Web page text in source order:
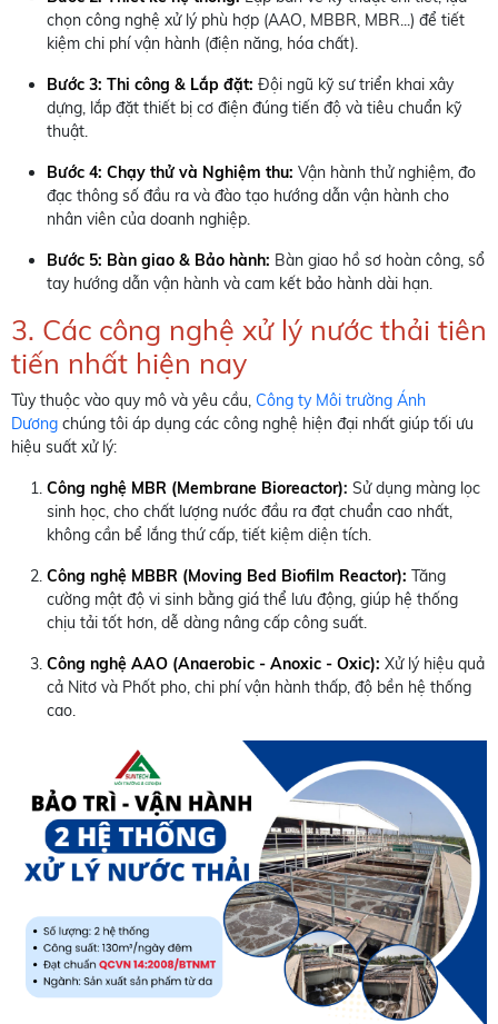
chọn công nghệ xử lý phù hợp (AAO, MBBR, MBR...) để tiết
kiệm chi phí vận hành (điện năng, hóa chất).
Bước 3: Thi công & Lắp đặt: Đội ngũ kỹ sư triển khai xây
dựng, lắp đặt thiết bị cơ điện đúng tiến độ và tiêu chuẩn kỹ
thuật.
Bước 4: Chạy thử và Nghiệm thu: Vận hành thử nghiệm, đo
đạc thông số đầu ra và đào tạo hướng dẫn vận hành cho
nhân viên của doanh nghiệp.
Bước 5: Bàn giao & Bảo hành: Bàn giao hồ sơ hoàn công, sổ
tay hướng dẫn vận hành và cam kết bảo hành dài hạn.
3. Các công nghệ xử lý nước thải tiên
tiến nhất hiện nay
Tùy thuộc vào quy mô và yêu cầu, Công ty Môi trường Ánh
Dương chúng tôi áp dụng các công nghệ hiện đại nhất giúp tối ưu
hiệu suất xử lý:
Công nghệ MBR (Membrane Bioreactor): Sử dụng màng lọc
sinh học, cho chất lượng nước đầu ra đạt chuẩn cao nhất,
không cần bể lắng thứ cấp, tiết kiệm diện tích.
Công nghệ MBBR (Moving Bed Biofilm Reactor): Tăng
cường mật độ vi sinh bằng giá thể lưu động, giúp hệ thống
chịu tải tốt hơn, dễ dàng nâng cấp công suất.
Công nghệ AAO (Anaerobic - Anoxic - Oxic): Xử lý hiệu quả
cả Nitơ và Phốt pho, chi phí vận hành thấp, độ bền hệ thống
cao.